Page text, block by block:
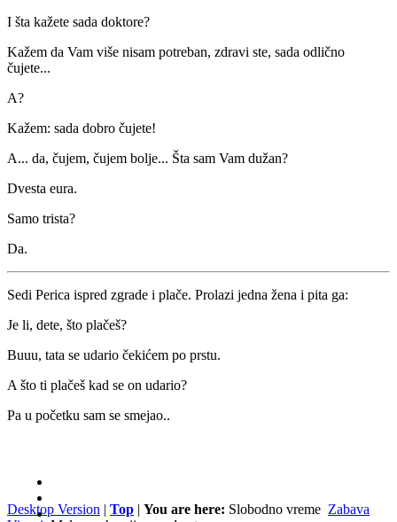
I šta kažete sada doktore?
Kažem da Vam više nisam potreban, zdravi ste, sada odlično
čujete...
A?
Kažem: sada dobro čujete!
A... da, čujem, čujem bolje... Šta sam Vam dužan?
Dvesta eura.
Samo trista?
Da.
Sedi Perica ispred zgrade i plače. Prolazi jedna žena i pita ga:
Je li, dete, što plačeš?
Buuu, tata se udario čekićem po prstu.
A što ti plačeš kad se on udario?
Pa u početku sam se smejao..
Desktop Version | Top | You are here: Slobodno vreme Zabava